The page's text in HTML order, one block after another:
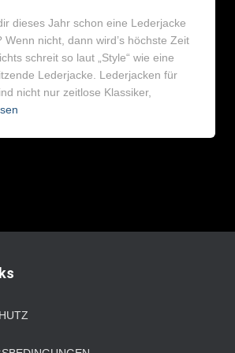
dieses Jahr schon eine Lederjacke
Wenn nicht, dann wird’s höchste Zeit
schreit so laut „Style“ wie eine
Lederjacke. Lederjacken für
nicht nur zeitlose Klassiker,